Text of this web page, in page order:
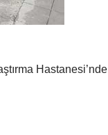
Hastanesi’nde